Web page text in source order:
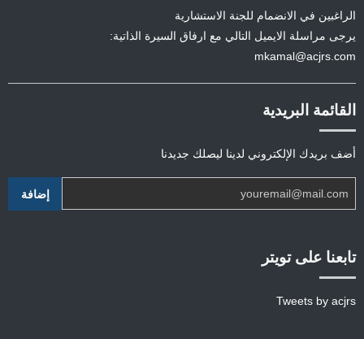
الراغبين في الانضمام للجنة الاستشارية
يرجى مراسلة الايميل التالي مع ارفاق السيرة الذاتية:
mkamal@acjrs.com
القائمة البريدية
أضف بريدك الإلكتروني لدينا ليصلك جديدنا
تابعنا على تويتر
Tweets by acjrs